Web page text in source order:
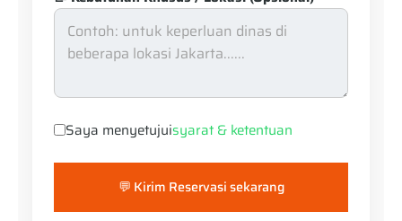
Saya menyetujuisyarat & ketentuan
💬 Kirim Reservasi sekarang